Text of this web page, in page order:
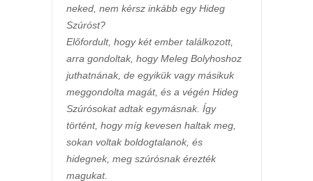
neked, nem kérsz inkább egy Hideg
Szúróst?
Előfordult, hogy két ember találkozott,
arra gondoltak, hogy Meleg Bolyhoshoz
juthatnának, de egyikük vagy másikuk
meggondolta magát, és a végén Hideg
Szúrósokat adtak egymásnak. Így
történt, hogy míg kevesen haltak meg,
sokan voltak boldogtalanok, és
hidegnek, meg szúrósnak érezték
magukat.